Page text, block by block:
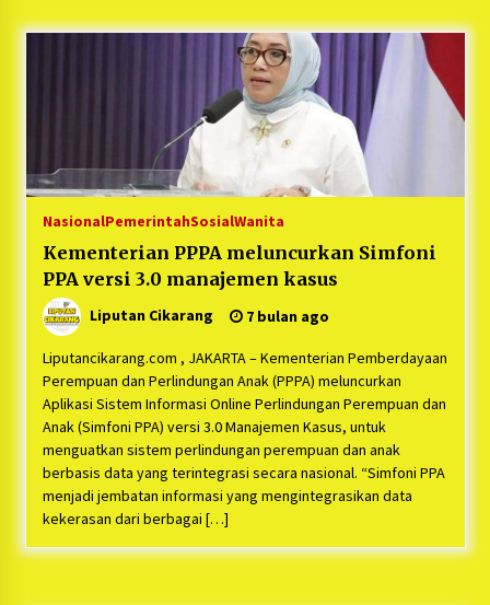
5 bulan ago
PNM Hadir dalam Setiap Langkah Dikha, Penari
Aura Farming yang Viral Ternyata Anak
Nasabah PNM Mekaar
1 tahun ago
Duh Kacau Banget, Karena Kecewa Tak Dapat
Fasilitas yang Sesuai, Para Peserta Retret
Sebelum Waktunya
1 tahun ago
Kartini Penggerak Lingkungan dari Sampah
Bukit Berlian
1 tahun ago
PNM Berangkatkan Ratusan Peserta : Mudik
Aman Sampai Tujuan BUMN 2025
1 tahun ago
Ketua Umum Jurpala KOSMI Indonesia Gilang
Bayu Nugraha, S.H, Ucapkan Terimakasih Atas
Support Camat Kedungwaringin Memberikan
Logistik Ke Posko Jurpala Kosmi
NasionalPemerintahSosialWanita
Kementerian PPPA meluncurkan Simfoni
PPA versi 3.0 manajemen kasus
Liputan Cikarang 7 bulan ago
Liputancikarang.com , JAKARTA – Kementerian Pemberdayaan
Perempuan dan Perlindungan Anak (PPPA) meluncurkan
Aplikasi Sistem Informasi Online Perlindungan Perempuan dan
Anak (Simfoni PPA) versi 3.0 Manajemen Kasus, untuk
menguatkan sistem perlindungan perempuan dan anak
berbasis data yang terintegrasi secara nasional. “Simfoni PPA
menjadi jembatan informasi yang mengintegrasikan data
kekerasan dari berbagai […]